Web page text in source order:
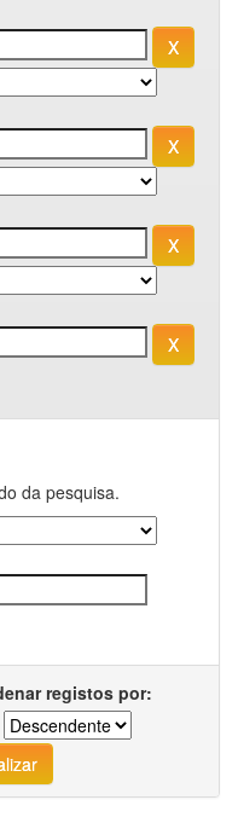
da pesquisa.
registos por: